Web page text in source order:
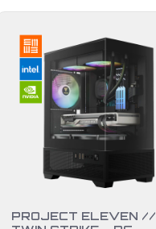
PROJECT ELEVEN //